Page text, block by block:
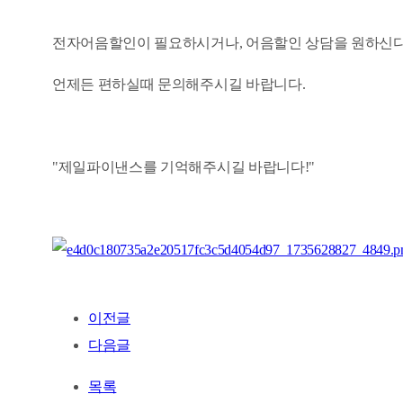
전자어음할인이 필요하시거나, 어음할인 상담을 원하신
언제든 편하실때 문의해주시길 바랍니다.
"제일파이낸스를 기억해주시길 바랍니다!"
이전글
다음글
목록